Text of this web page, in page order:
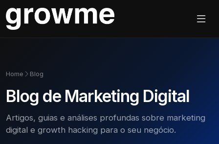
Home Blog
Blog de Marketing Digital
Artigos, guias e análises profundas sobre marketing
digital e growth hacking para o seu negócio.